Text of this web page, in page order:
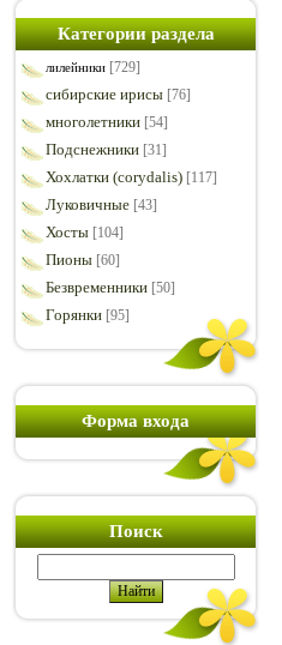
Категории раздела
лилейники [729]
сибирские ирисы [76]
многолетники [54]
Подснежники [31]
Хохлатки (corydalis) [117]
Луковичные [43]
Хосты [104]
Пионы [60]
Безвременники [50]
Горянки [95]
Форма входа
Поиск